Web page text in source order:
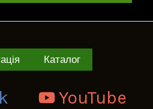
Каталог
YouTube